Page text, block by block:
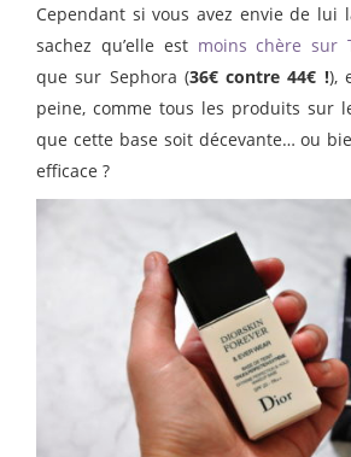
Cependant si vous avez envie de lui
sachez qu’elle est moins chère sur
que sur Sephora (36€ contre 44€ !),
peine, comme tous les produits sur
que cette base soit décevante… ou
efficace ?